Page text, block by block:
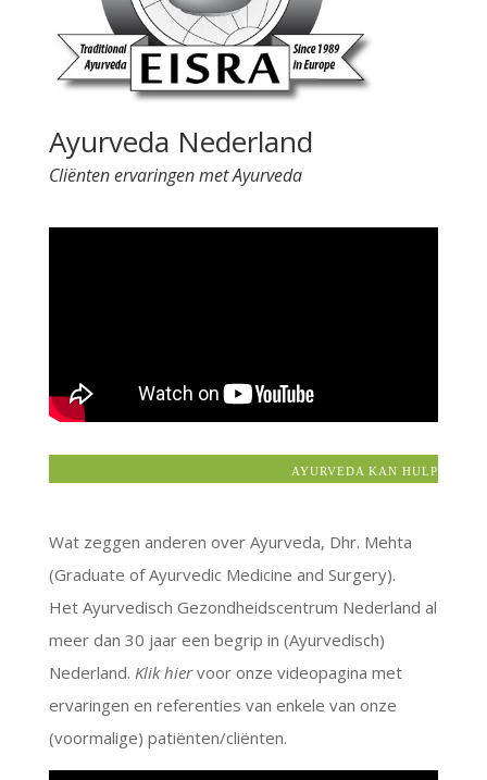
Ayurveda Nederland
Cliënten ervaringen met Ayurveda
AYURVEDA KAN HULP
Wat zeggen anderen over Ayurveda, Dhr. Mehta
(Graduate of Ayurvedic Medicine and Surgery).
Het Ayurvedisch Gezondheidscentrum Nederland al
meer dan 30 jaar een begrip in (Ayurvedisch)
Nederland. Klik hiervoor onze videopagina met
ervaringen en referenties van enkele van onze
(voormalige) patiënten/cliënten.